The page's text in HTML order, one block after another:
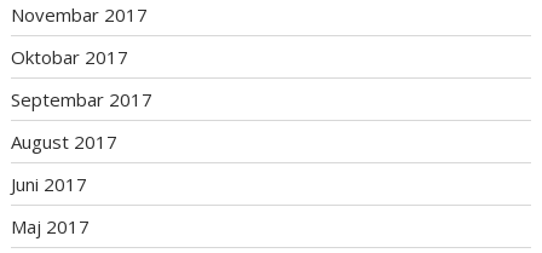
Novembar 2017
Oktobar 2017
Septembar 2017
August 2017
Juni 2017
Maj 2017